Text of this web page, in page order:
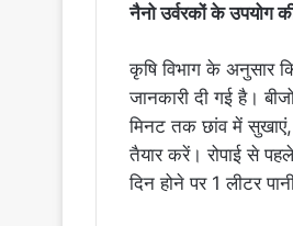
नैनो उर्वरकों के उपयोग
कृषि विभाग के अनुसार
जानकारी दी गई है।
मिनट तक छांव में सुखाएं,
तैयार करें। रोपाई से
दिन होने पर 1 लीटर